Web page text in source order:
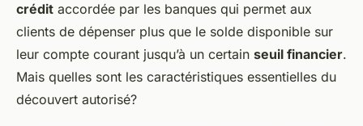
William • 20 janvier 2025 • 7 min de lecture
crédit accordée par les banques qui permet aux
clients de dépenser plus que le solde disponible sur
leur compte courant jusqu’à un certain seuil financier.
Mais quelles sont les caractéristiques essentielles du
découvert autorisé?